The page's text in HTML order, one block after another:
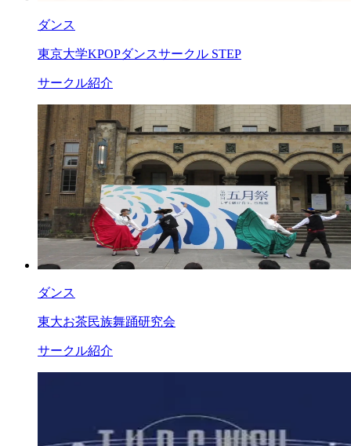
ダンス
東京大学KPOPダンスサークル STEP
サークル紹介
ダンス
東大お茶民族舞踊研究会
サークル紹介